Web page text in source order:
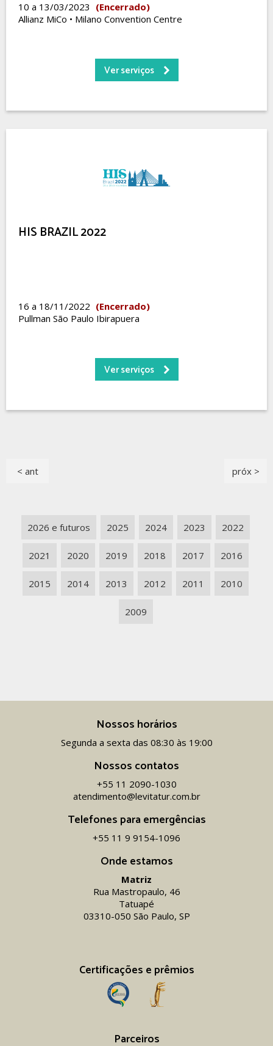
10 a 13/03/2023 (Encerrado)
Allianz MiCo • Milano Convention Centre
Ver serviços
HIS BRAZIL 2022
16 a 18/11/2022 (Encerrado)
Pullman São Paulo Ibirapuera
Ver serviços
< ant próx >
2026 e futuros 2025 2024 2023 2022
2021 2020 2019 2018 2017 2016
2015 2014 2013 2012 2011 2010
2009
Onde estamos
Matriz
Rua Mastropaulo, 46
Tatuapé
03310-050 São Paulo, SP
Certificações e prêmios
Parceiros
Nossos horários
Segunda a sexta das 08:30 às 19:00
Nossos contatos
+55 11 2090-1030
atendimento@levitatur.com.br
Telefones para emergências
+55 11 9 9154-1096‬